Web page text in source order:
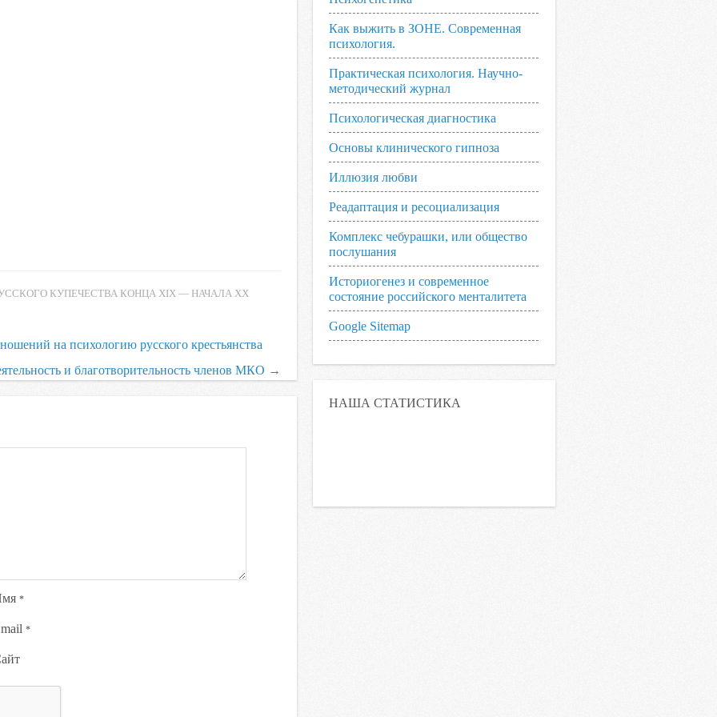
КУПЕЧЕСТВА КОНЦА XIX — НАЧАЛА XX
на психологию русского крестьянства
и благотворительность членов МКО →
*
*
Как выжить в ЗОНЕ. Современная
психология.
Практическая психология. Научно-
методический журнал
Психологическая диагностика
Основы клинического гипноза
Иллюзия любви
Реадаптация и ресоциализация
Комплекс чебурашки, или общество
послушания
Историогенез и современное
состояние российского менталитета
Google Sitemap
НАША СТАТИСТИКА